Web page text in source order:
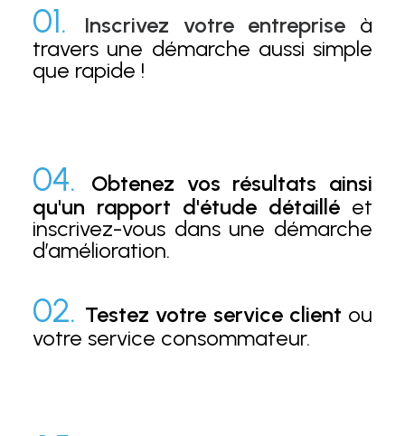
01. Inscrivez votre entreprise à
travers une démarche aussi simple
que rapide !
04.
Obtenez vos résultats ainsi
qu'un rapport d'étude détaillé et
inscrivez-vous dans une démarche
d’amélioration.
02. Testez votre service client ou
votre service consommateur.